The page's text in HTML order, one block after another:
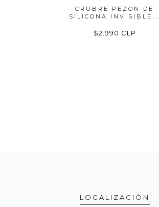
CRUBRE PEZON DE
SILICONA INVISIBLE...
$2.990 CLP
LOCALIZACIÓN